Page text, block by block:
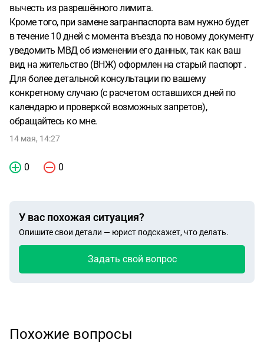
вычесть из разрешённого лимита.
Кроме того, при замене загранпаспорта вам нужно будет
в течение 10 дней с момента въезда по новому документу
уведомить МВД об изменении его данных, так как ваш
вид на жительство (ВНЖ) оформлен на старый паспорт .
Для более детальной консультации по вашему
конкретному случаю (с расчетом оставшихся дней по
календарю и проверкой возможных запретов),
обращайтесь ко мне.
14 мая, 14:27
0 0
У вас похожая ситуация?
Опишите свои детали — юрист подскажет, что делать.
Задать свой вопрос
Похожие вопросы